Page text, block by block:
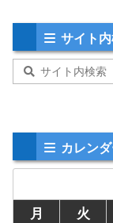
サイト
カレン
月
火